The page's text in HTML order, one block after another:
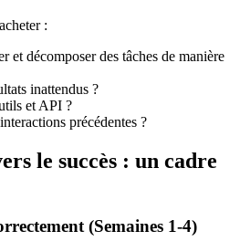
:
et décomposer des tâches de manière
inattendus ?
et API ?
précédentes ?
le succès : un cadre
(Semaines 1-4)